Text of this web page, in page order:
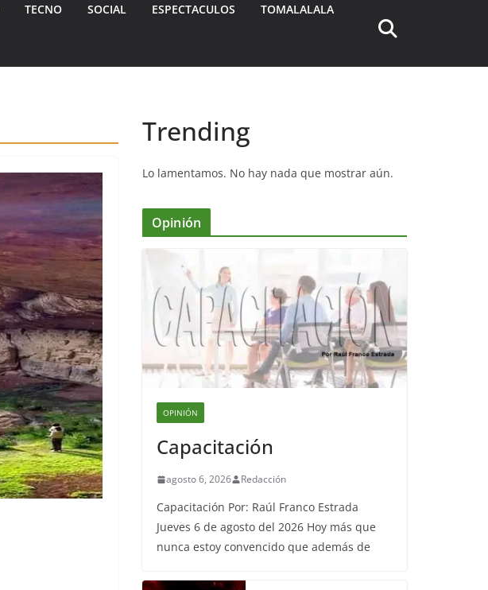
TECNO SOCIAL ESPECTACULOS TOMALALALA
Trending
Lo lamentamos. No hay nada que mostrar aún.
Opinión
OPINIÓN
Capacitación
agosto 6, 2026 Redacción
Capacitación Por: Raúl Franco Estrada
Jueves 6 de agosto del 2026 Hoy más que
nunca estoy convencido que además de